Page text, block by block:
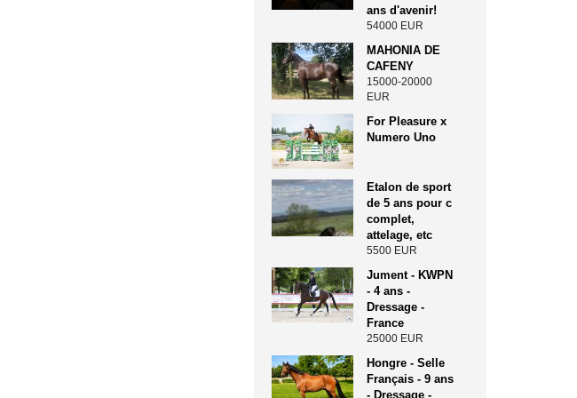
ans d'avenir!
54000 EUR
MAHONIA DE
CAFENY
15000-20000
EUR
For Pleasure x
Numero Uno
Etalon de sport
de 5 ans pour c
complet,
attelage, etc
5500 EUR
Jument - KWPN
- 4 ans -
Dressage -
France
25000 EUR
Hongre - Selle
Français - 9 ans
- Dressage -